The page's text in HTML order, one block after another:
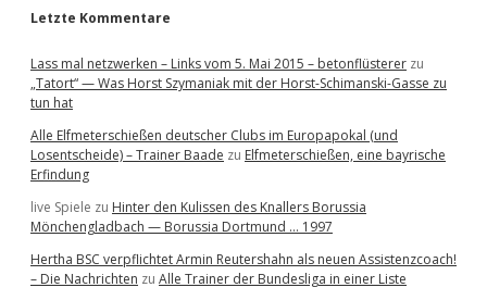
Letzte Kommentare
Lass mal netzwerken – Links vom 5. Mai 2015 – betonflüsterer zu
„Tatort“ — Was Horst Szymaniak mit der Horst-Schimanski-Gasse zu
tun hat
Alle Elfmeterschießen deutscher Clubs im Europapokal (und
Losentscheide) – Trainer Baade zu Elfmeterschießen, eine bayrische
Erfindung
live Spiele zu Hinter den Kulissen des Knallers Borussia
Mönchengladbach — Borussia Dortmund … 1997
Hertha BSC verpflichtet Armin Reutershahn als neuen Assistenzcoach!
– Die Nachrichten zu Alle Trainer der Bundesliga in einer Liste